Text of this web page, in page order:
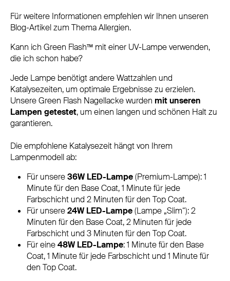
Für weitere Informationen empfehlen wir Ihnen unseren
Blog-Artikel zum Thema Allergien.
Kann ich Green Flash™ mit einer UV-Lampe verwenden,
die ich schon habe?
Jede Lampe benötigt andere Wattzahlen und
Katalysezeiten, um optimale Ergebnisse zu erzielen.
Unsere Green Flash Nagellacke wurden mit unseren
Lampen getestet, um einen langen und schönen Halt zu
garantieren.
Die empfohlene Katalysezeit hängt von Ihrem
Lampenmodell ab:
Für unsere36W LED-Lampe(Premium-Lampe): 1
Minute für den Base Coat, 1 Minute für jede
Farbschicht und 2 Minuten für den Top Coat.
Für unsere24W LED-Lampe(Lampe „Slim“): 2
Minuten für den Base Coat, 2 Minuten für jede
Farbschicht und 3 Minuten für den Top Coat.
Für eine48W LED-Lampe: 1 Minute für den Base
Coat, 1 Minute für jede Farbschicht und 1 Minute für
den Top Coat.